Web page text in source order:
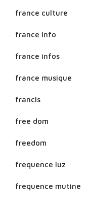
france culture
france info
france infos
france musique
francis
free dom
freedom
frequence luz
frequence mutine